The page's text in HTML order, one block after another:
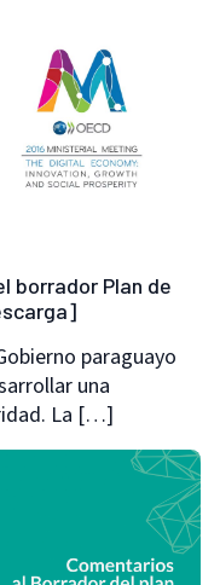
borrador Plan de
paraguayo
una
La […]